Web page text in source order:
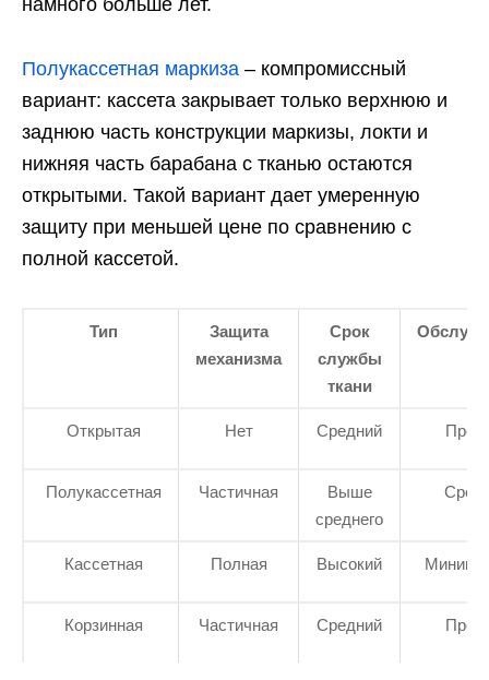
Полукассетная маркиза – компромиссный
вариант: кассета закрывает только верхнюю и
заднюю часть конструкции маркизы, локти и
нижняя часть барабана с тканью остаются
открытыми. Такой вариант дает умеренную
защиту при меньшей цене по сравнению с
полной кассетой.
Тип
Защита
механизма
Срок
службы
ткани
Открытая Нет Средний
Полукассетная Частичная
Выше
среднего
Кассетная Полная Высокий
Корзинная Частичная Средний